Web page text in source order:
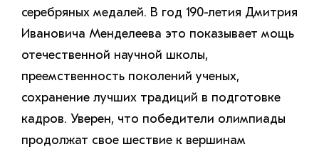
серебряных медалей. В год 190-летия Дмитрия
Ивановича Менделеева это показывает мощь
отечественной научной школы,
преемственность поколений ученых,
сохранение лучших традиций в подготовке
кадров. Уверен, что победители олимпиады
продолжат свое шествие к вершинам